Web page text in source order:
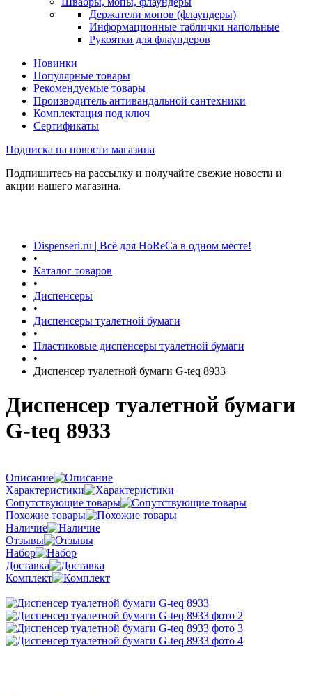
Держатели мопов (флаундеры)
Информационные таблички напольные
Рукоятки для флаундеров
Новинки
Популярные товары
Рекомендуемые товары
Производитель антивандальной сантехники
Комплектация под ключ
Сертификаты
Подписка на новости магазина
Подпишитесь на рассылку и получайте свежие новости и
акции нашего магазина.
Dispenseri.ru | Всё для HoReCa в одном месте!
•
Каталог товаров
•
Диспенсеры
•
Диспенсеры туалетной бумаги
•
Пластиковые диспенсеры туалетной бумаги
•
Диспенсер туалетной бумаги G-teq 8933
Диспенсер туалетной бумаги
G-teq 8933
Описание
Характеристики
Сопутствующие товары
Похожие товары
Наличие
Отзывы
Набор
Доставка
Комплект